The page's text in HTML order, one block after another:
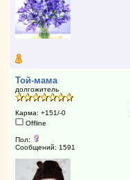
Той-мама
долгожитель
Карма: +151/-0
Offline
Пол:
Сообщений: 1591